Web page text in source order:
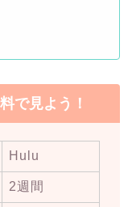
で見よう！
Hulu
2週間